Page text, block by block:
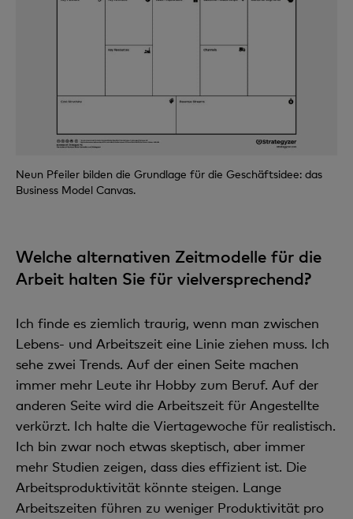
Neun Pfeiler bilden die Grundlage für die Geschäftsidee: das
Business Model Canvas.
Welche alternativen Zeitmodelle für die
Arbeit halten Sie für vielversprechend?
Ich finde es ziemlich traurig, wenn man zwischen
Lebens- und Arbeitszeit eine Linie ziehen muss. Ich
sehe zwei Trends. Auf der einen Seite machen
immer mehr Leute ihr Hobby zum Beruf. Auf der
anderen Seite wird die Arbeitszeit für Angestellte
verkürzt. Ich halte die Viertagewoche für realistisch.
Ich bin zwar noch etwas skeptisch, aber immer
mehr Studien zeigen, dass dies effizient ist. Die
Arbeitsproduktivität könnte steigen. Lange
Arbeitszeiten führen zu weniger Produktivität pro